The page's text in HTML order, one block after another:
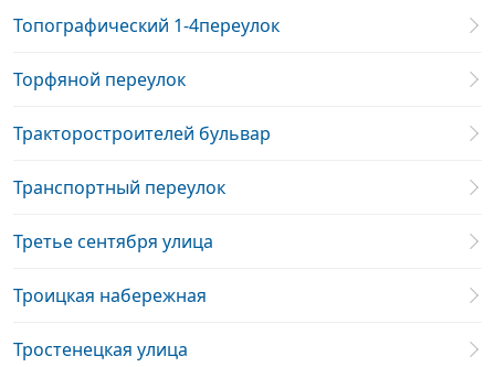
Топографический 1-4переулок
Торфяной переулок
Тракторостроителей бульвар
Транспортный переулок
Третье сентября улица
Троицкая набережная
Тростенецкая улица